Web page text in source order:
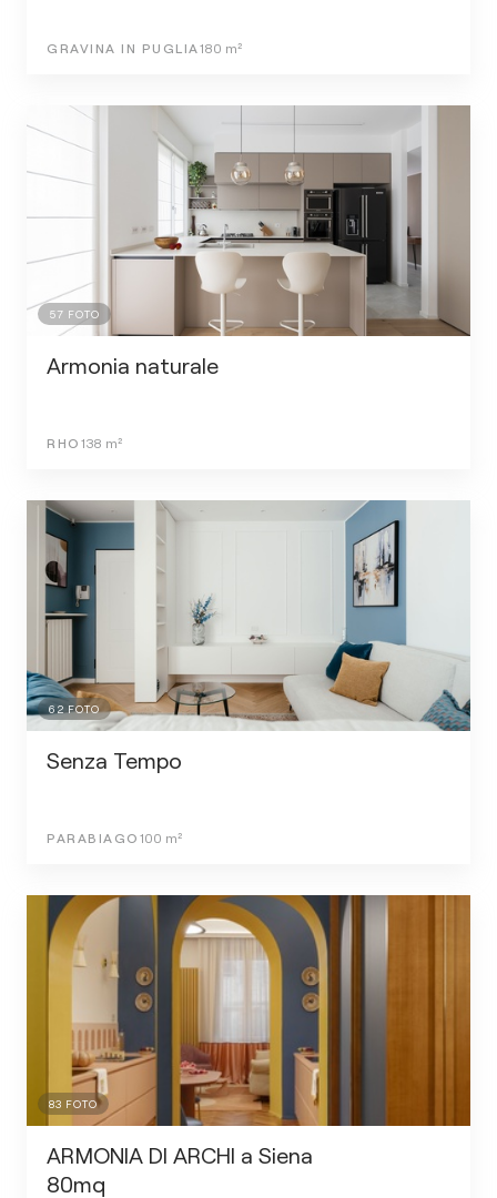
GRAVINA IN PUGLIA 180 m²
57 FOTO
Armonia naturale
RHO 138 m²
62 FOTO
Senza Tempo
PARABIAGO 100 m²
83 FOTO
ARMONIA DI ARCHI a Siena
80mq